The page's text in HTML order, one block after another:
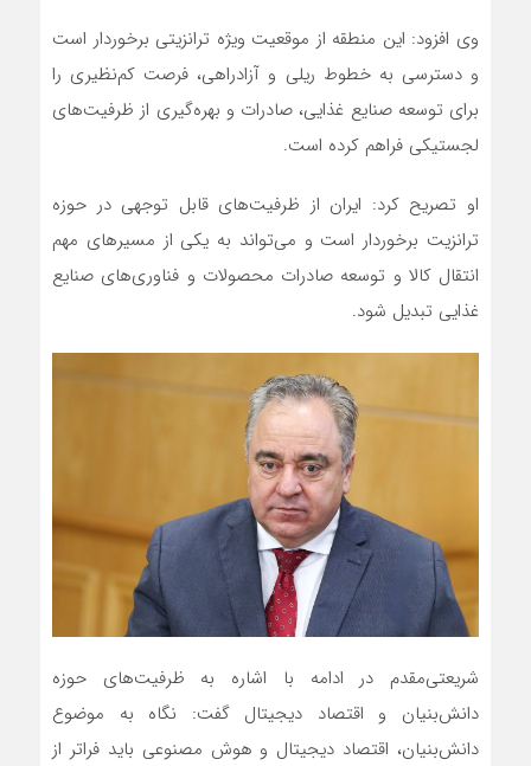
وی افزود: این منطقه از موقعیت ویژه ترانزیتی برخوردار است
و دسترسی به خطوط ریلی و آزادراهی، فرصت کم‌نظیری را
برای توسعه صنایع غذایی، صادرات و بهره‌گیری از ظرفیت‌های
لجستیکی فراهم کرده است.
او تصریح کرد: ایران از ظرفیت‌های قابل توجهی در حوزه
ترانزیت برخوردار است و می‌تواند به یکی از مسیرهای مهم
انتقال کالا و توسعه صادرات محصولات و فناوری‌های صنایع
غذایی تبدیل شود.
شریعتی‌مقدم در ادامه با اشاره به ظرفیت‌های حوزه
دانش‌بنیان و اقتصاد دیجیتال گفت: نگاه به موضوع
دانش‌بنیان، اقتصاد دیجیتال و هوش مصنوعی باید فراتر از